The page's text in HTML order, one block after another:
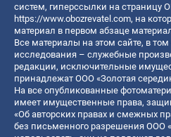
систем, гиперссылки на страницу
https://www.obozrevatel.com, на
материал в первом абзаце
Все материалы на этом сайте, в
исследования – служебные
редакции, исключительные
принадлежат ООО «Золотая
На все опубликованные
имеет имущественные права,
«Об авторских правах и смежных
без письменного разрешения ООО